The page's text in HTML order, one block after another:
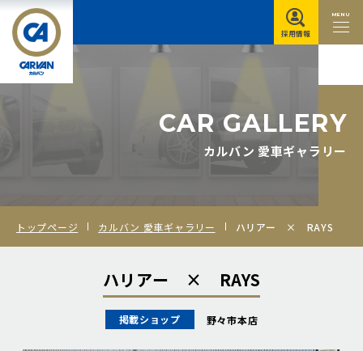
MENU
採用情報
CAR GALLERY
カルバン 愛車ギャラリー
トップページ カルバン 愛車ギャラリー ハリアー × RAYS
ハリアー × RAYS
掲載ショップ 野々市本店